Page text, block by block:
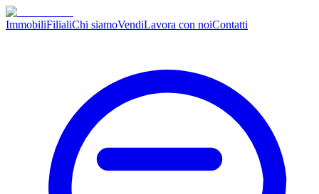
ImmobiliFilialiChi siamoVendiLavora con noiContatti